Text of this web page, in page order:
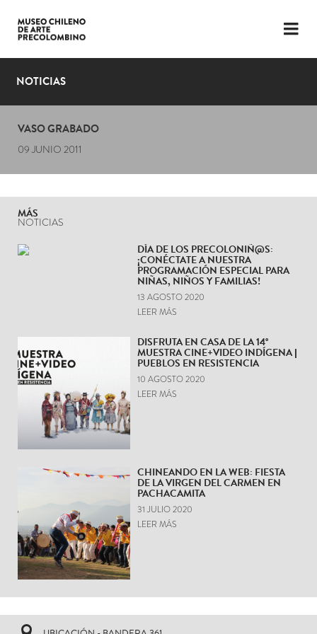
LENGUAJE
PLANIFICA TU VISITA
EXPOSICIONES
EL MUSEO
NOTICIAS
NOTICIAS
VASO GRABADO
09 JUNIO 2011
MÁS
NOTICIAS
DÍA DE LOS PRECOLONIÑ@S:
¡CONÉCTATE A NUESTRA
PROGRAMACIÓN ESPECIAL PARA
NIÑAS, NIÑOS Y FAMILIAS!
13 AGOSTO 2020
LEER MÁS
DISFRUTA EN CASA DE LA 14°
MUESTRA CINE+VIDEO INDÍGENA |
PUEBLOS EN RESISTENCIA
10 AGOSTO 2020
LEER MÁS
CHINEANDO EN LA WEB: FIESTA
DE LA VIRGEN DEL CARMEN EN
PACHACAMITA
31 JULIO 2020
LEER MÁS